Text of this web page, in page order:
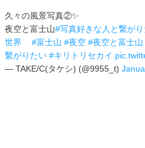
久々の風景写真②✨
夜空と富士山#写真好きな人と繋が
世界ᅠ
#富士山 #夜空 #夜空と富士山
繫がりたい #キリトリセカイ
— TAKE/C(タケシ) (@9955_t)